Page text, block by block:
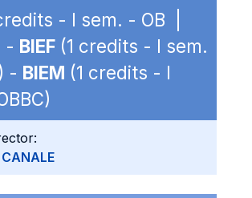
- I sem. - OB |
- BIEF (1 credits - I sem.
- BIEM (1 credits - I